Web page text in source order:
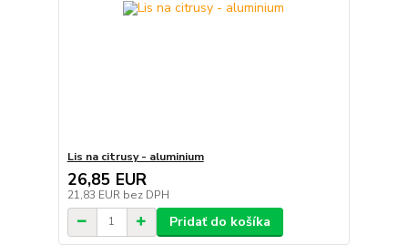
Lis na citrusy - aluminium
26,85 EUR
21,83 EUR bez DPH
Pridať do košíka